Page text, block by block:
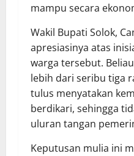
mampu secara
Wakil Bupati Solok,
apresiasinya atas
warga tersebut.
lebih dari seribu tiga
tulus menyatakan
berdikari, sehingga
uluran tangan
Keputusan mulia ini